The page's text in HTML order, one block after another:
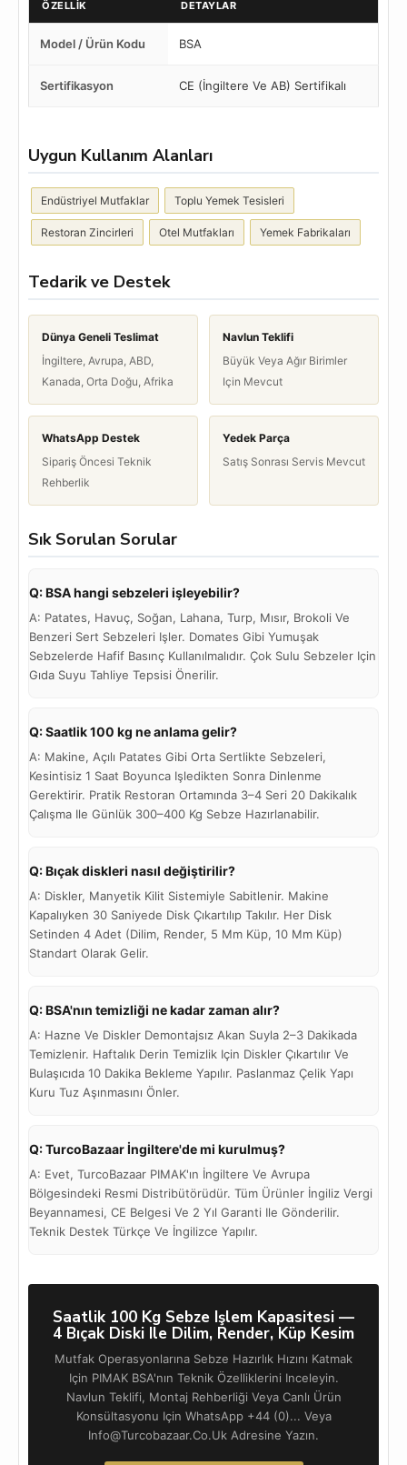
ÖZELLIK DETAYLAR
Model / Ürün Kodu BSA
Sertifikasyon CE (İngiltere Ve AB) Sertifikalı
Uygun Kullanım Alanları
Endüstriyel Mutfaklar Toplu Yemek Tesisleri
Restoran Zincirleri Otel Mutfakları Yemek Fabrikaları
Tedarik ve Destek
Dünya Geneli Teslimat
İngiltere, Avrupa, ABD,
Kanada, Orta Doğu, Afrika
Navlun Teklifi
Büyük Veya Ağır Birimler
Için Mevcut
WhatsApp Destek
Sipariş Öncesi Teknik
Rehberlik
Yedek Parça
Satış Sonrası Servis Mevcut
Sık Sorulan Sorular
Q: BSA hangi sebzeleri işleyebilir?
A: Patates, Havuç, Soğan, Lahana, Turp, Mısır, Brokoli Ve
Benzeri Sert Sebzeleri Işler. Domates Gibi Yumuşak
Sebzelerde Hafif Basınç Kullanılmalıdır. Çok Sulu Sebzeler Için
Gıda Suyu Tahliye Tepsisi Önerilir.
Q: Saatlik 100 kg ne anlama gelir?
A: Makine, Açılı Patates Gibi Orta Sertlikte Sebzeleri,
Kesintisiz 1 Saat Boyunca Işledikten Sonra Dinlenme
Gerektirir. Pratik Restoran Ortamında 3–4 Seri 20 Dakikalık
Çalışma Ile Günlük 300–400 Kg Sebze Hazırlanabilir.
Q: Bıçak diskleri nasıl değiştirilir?
A: Diskler, Manyetik Kilit Sistemiyle Sabitlenir. Makine
Kapalıyken 30 Saniyede Disk Çıkartılıp Takılır. Her Disk
Setinden 4 Adet (dilim, Render, 5 Mm Küp, 10 Mm Küp)
Standart Olarak Gelir.
Q: BSA'nın temizliği ne kadar zaman alır?
A: Hazne Ve Diskler Demontajsız Akan Suyla 2–3 Dakikada
Temizlenir. Haftalık Derin Temizlik Için Diskler Çıkartılır Ve
Bulaşıcıda 10 Dakika Bekleme Yapılır. Paslanmaz Çelik Yapı
Kuru Tuz Aşınmasını Önler.
Q: TurcoBazaar İngiltere'de mi kurulmuş?
A: Evet, TurcoBazaar PIMAK'ın İngiltere Ve Avrupa
Bölgesindeki Resmi Distribütörüdür. Tüm Ürünler İngiliz Vergi
Beyannamesi, CE Belgesi Ve 2 Yıl Garanti Ile Gönderilir.
Teknik Destek Türkçe Ve İngilizce Yapılır.
Saatlik 100 Kg Sebze Işlem Kapasitesi —
4 Bıçak Diski Ile Dilim, Render, Küp Kesim
Mutfak Operasyonlarına Sebze Hazırlık Hızını Katmak
Için PIMAK BSA'nın Teknik Özelliklerini Inceleyin.
Navlun Teklifi, Montaj Rehberliği Veya Canlı Ürün
Konsültasyonu Için WhatsApp +44 (0)... Veya
Info@turcobazaar.co.uk Adresine Yazın.